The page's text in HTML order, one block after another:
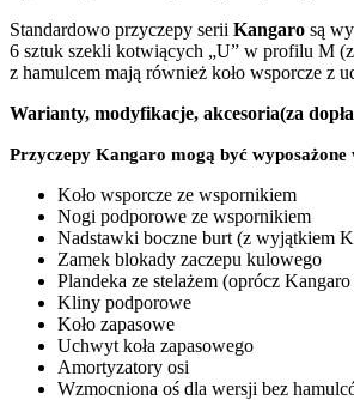
Standardowo przyczepy serii Kangaro są
6 sztuk szekli kotwiących „U” w profilu M
z hamulcem mają również koło wsporcze
Warianty, modyfikacje, akcesoria(za
Przyczepy Kangaro mogą być
Koło wsporcze ze wspornikiem
Nogi podporowe ze wspornikiem
Nadstawki boczne burt (z wyjątkiem
Zamek blokady zaczepu kulowego
Plandeka ze stelażem (oprócz
Kliny podporowe
Koło zapasowe
Uchwyt koła zapasowego
Amortyzatory osi
Wzmocniona oś dla wersji bez